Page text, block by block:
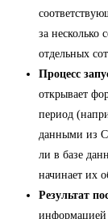
за несколько
отдельных
Процесс
открывает
период
данными из
ли в базе
начинает их
Результат
информацией